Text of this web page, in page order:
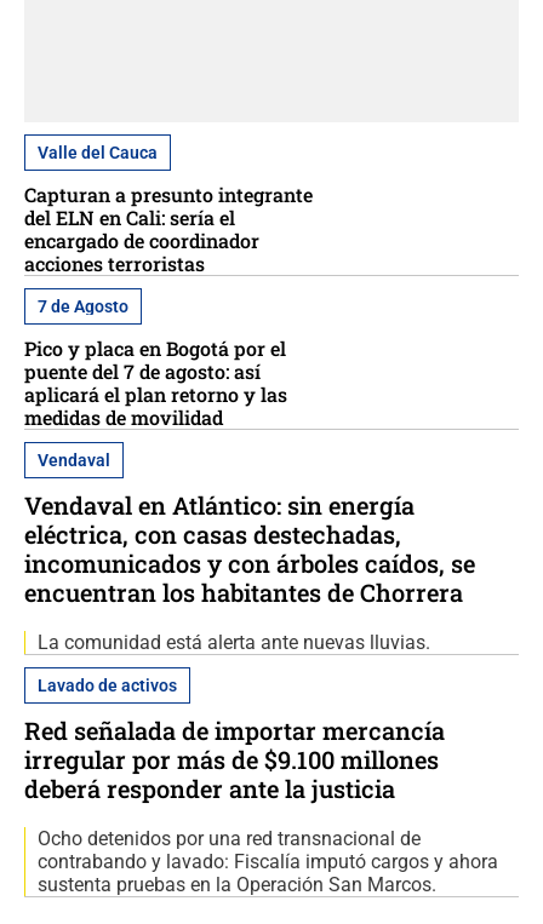
Valle del Cauca
Capturan a presunto integrante
del ELN en Cali: sería el
encargado de coordinador
acciones terroristas
7 de Agosto
Pico y placa en Bogotá por el
puente del 7 de agosto: así
aplicará el plan retorno y las
medidas de movilidad
Vendaval
Vendaval en Atlántico: sin energía
eléctrica, con casas destechadas,
incomunicados y con árboles caídos, se
encuentran los habitantes de Chorrera
La comunidad está alerta ante nuevas lluvias.
Lavado de activos
Red señalada de importar mercancía
irregular por más de $9.100 millones
deberá responder ante la justicia
Ocho detenidos por una red transnacional de
contrabando y lavado: Fiscalía imputó cargos y ahora
sustenta pruebas en la Operación San Marcos.